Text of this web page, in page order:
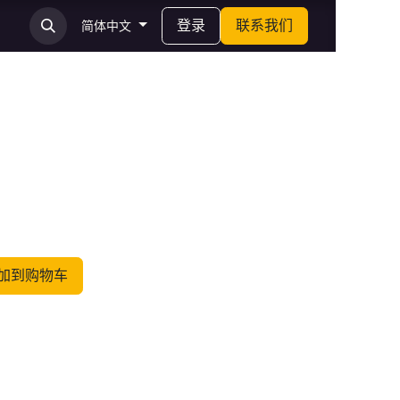
简体中文 登录 联系我们
到购物车